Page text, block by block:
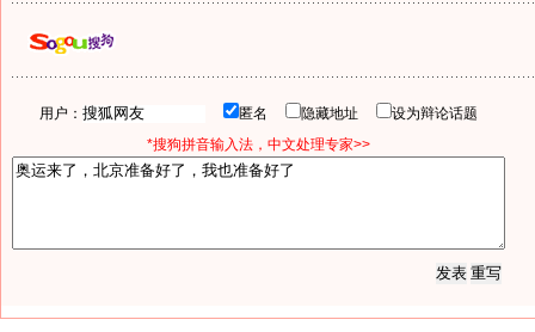
用户： 匿名 隐藏地址
设为辩论话题
*搜狗拼音输入法，中文处理专家>>